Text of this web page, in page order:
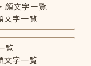
顔文字一覧
文字一覧
覧
文字一覧